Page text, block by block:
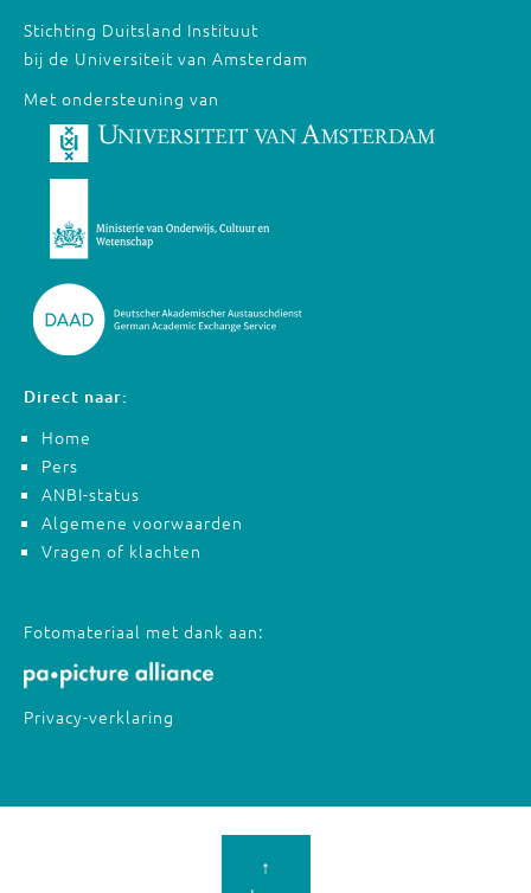
Stichting Duitsland Instituut
bij de Universiteit van Amsterdam
Met ondersteuning van
Direct naar:
Home
Pers
ANBI-status
Algemene voorwaarden
Vragen of klachten
Fotomateriaal met dank aan:
Privacy-verklaring
↑